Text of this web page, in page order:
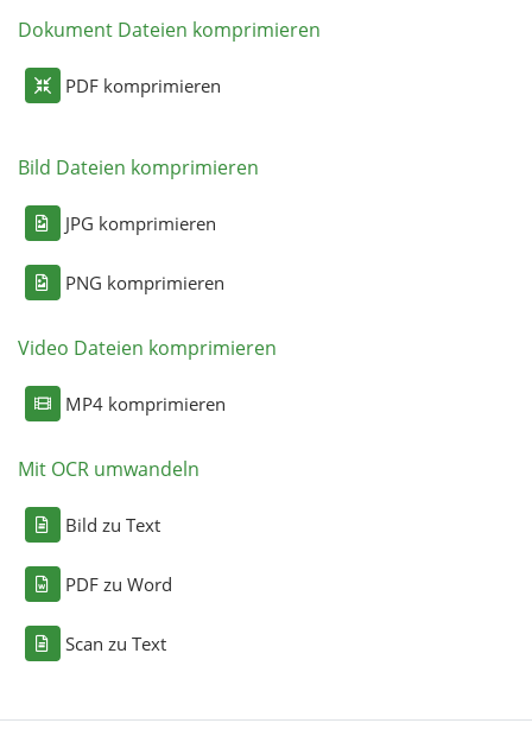
Dokument Dateien komprimieren
PDF komprimieren
Bild Dateien komprimieren
JPG komprimieren
PNG komprimieren
Video Dateien komprimieren
MP4 komprimieren
Mit OCR umwandeln
Bild zu Text
PDF zu Word
Scan zu Text